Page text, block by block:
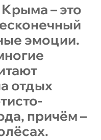
– это
эмоции.
отдых
причём –